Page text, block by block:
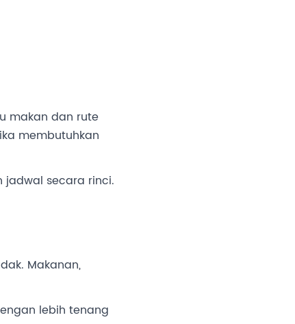
makan dan rute
membutuhkan
jadwal secara rinci.
Makanan,
lebih tenang